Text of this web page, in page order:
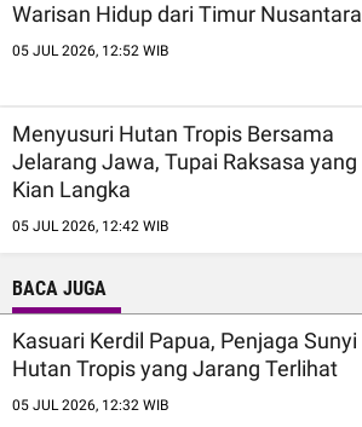
Warisan Hidup dari Timur Nusantara
05 JUL 2026, 12:52 WIB
Menyusuri Hutan Tropis Bersama
Jelarang Jawa, Tupai Raksasa yang
Kian Langka
05 JUL 2026, 12:42 WIB
BACA JUGA
Kasuari Kerdil Papua, Penjaga Sunyi
Hutan Tropis yang Jarang Terlihat
05 JUL 2026, 12:32 WIB